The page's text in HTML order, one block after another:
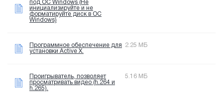
под OC Windows (Не
инициализируйте и не
форматируйте диск в OC
Windows)
Программное обеспечение для
установки Active X.
2.25 МБ
Проигрыватель, позволяет
просматривать видео (h.264 и
h.265).
5.16 МБ